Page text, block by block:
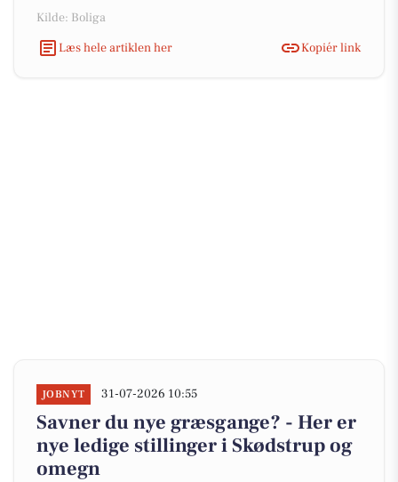
Kilde: Boliga
Læs hele artiklen her
Kopiér link
JOBNYT 31-07-2026 10:55
Savner du nye græsgange? - Her er
nye ledige stillinger i Skødstrup og
omegn